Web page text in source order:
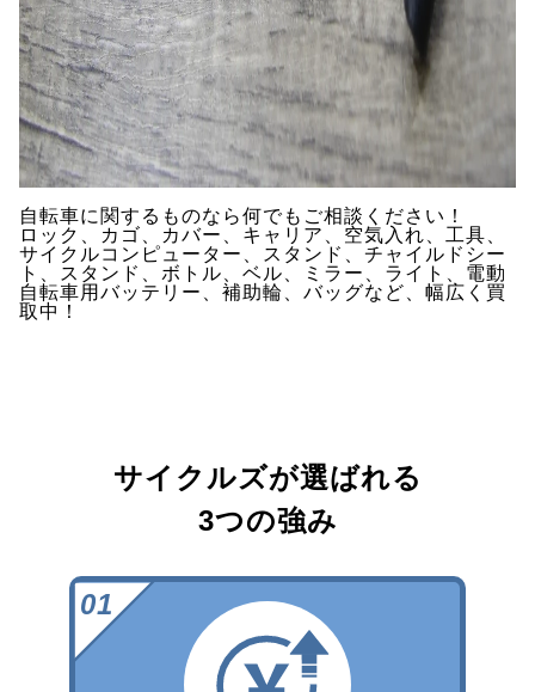
自転車に関するものなら何でもご相談ください！
ロック、カゴ、カバー、キャリア、空気入れ、工具、
サイクルコンピューター、スタンド、チャイルドシー
ト、スタンド、ボトル、ベル、ミラー、ライト、電動
自転車用バッテリー、補助輪、バッグなど、幅広く買
取中！
サイクルズが選ばれる
3つの強み